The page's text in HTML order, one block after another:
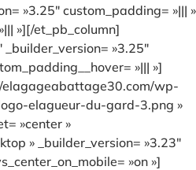
»3.25″ custom_padding= »||| »
»][/et_pb_column]
»3.25″
»||| »]
elagageabattage30.com/wp-
elagueur-du-gard-3.png »
»center »
» _builder_version= »3.23″
»on »]